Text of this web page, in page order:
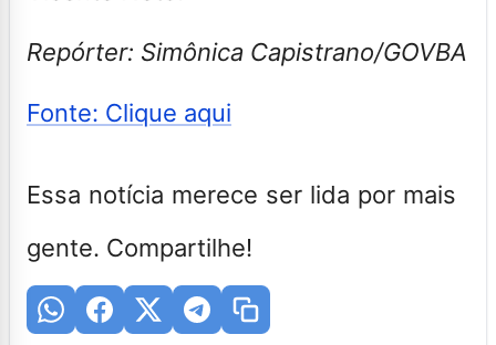
Repórter: Simônica Capistrano/GOVBA
Fonte: Clique aqui
Essa notícia merece ser lida por mais
gente. Compartilhe!